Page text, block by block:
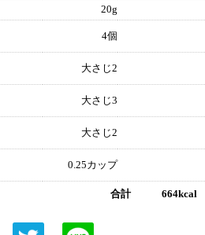
20g
4個
大さじ2
大さじ3
大さじ2
0.25カップ
合計 664kcal